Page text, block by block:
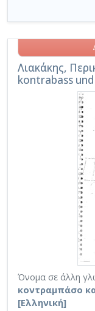
Λιακάκης,
kontrabass
Όνομα σε άλλη
κοντραμπάσο
[Ελληνική]